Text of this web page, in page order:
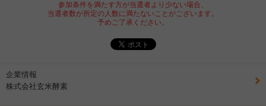
参加条件を満たす方が当選者より少ない場合、
当選者数が所定の人数に満たないことがございます。
予めご了承ください。
企業情報
株式会社玄米酵素